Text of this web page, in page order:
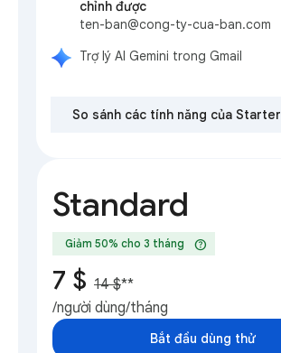
chỉnh được
ten-ban@cong-ty-cua-ban.com
Trợ lý AI Gemini trong Gmail
So sánh các tính năng của Starter
Standard
Giảm 50% cho 3 tháng help
7 $ 14 $**
/người dùng/tháng
Bắt đầu dùng thử